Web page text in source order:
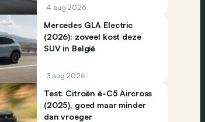
4 aug 2026
Mercedes GLA Electric
(2026): zoveel kost deze
SUV in België
3 aug 2026
Test: Citroën ë-C5 Aircross
(2025), goed maar minder
dan vroeger